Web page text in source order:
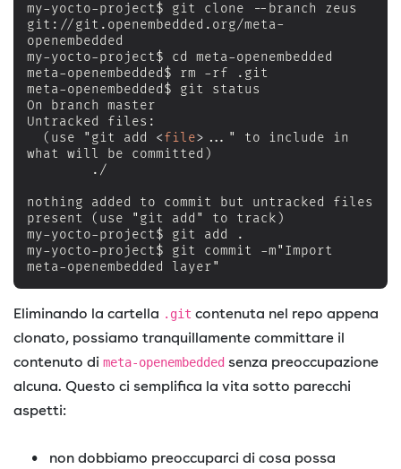
my-yocto-project$ git clone --branch zeus
git://git.openembedded.org/meta-
openembedded
my-yocto-project$ cd meta-openembedded
meta-openembedded$ rm -rf .git
meta-openembedded$ git status
On branch master
Untracked files:
  (use "git add
<file> ..." to include in
what will be committed)
nothing added to commit but untracked files
present (use "git add" to track)
my-yocto-project$ git add .
my-yocto-project$ git commit -m"Import
meta-openembedded layer"
Eliminando la cartella .git contenuta nel repo appena
clonato, possiamo tranquillamente committare il
contenuto di meta-openembedded senza preoccupazione
alcuna. Questo ci semplifica la vita sotto parecchi
aspetti:
non dobbiamo preoccuparci di cosa possa